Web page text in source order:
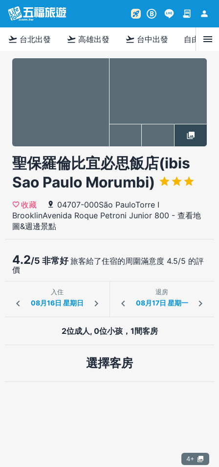
rocket_launch B contract person
flight_takeoff 台北出發 flight_takeoff 高雄出發 flight_takeoff 台中出發 自由行menu
聖保羅倫比宜必思飯店(ibis
Sao Paulo Morumbi)
收藏
04707-000São PauloTorre I
BrooklinAvenida Roque Petroni Junior 800 - 查看地
圖&週邊景點
4.2/5 非常好旅客給了住宿的周圍滿意度 4.5/5 的評
價
入住 退房
2位成人, 0位小孩，1間客房
選擇客房
4+